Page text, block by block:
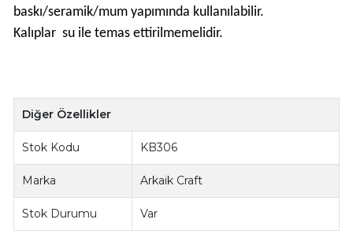
baskı/seramik/mum yapımında kullanılabilir.
Kalıplar su ile temas ettirilmemelidir.
Diğer Özellikler
Stok Kodu KB306
Marka Arkaik Craft
Stok Durumu Var